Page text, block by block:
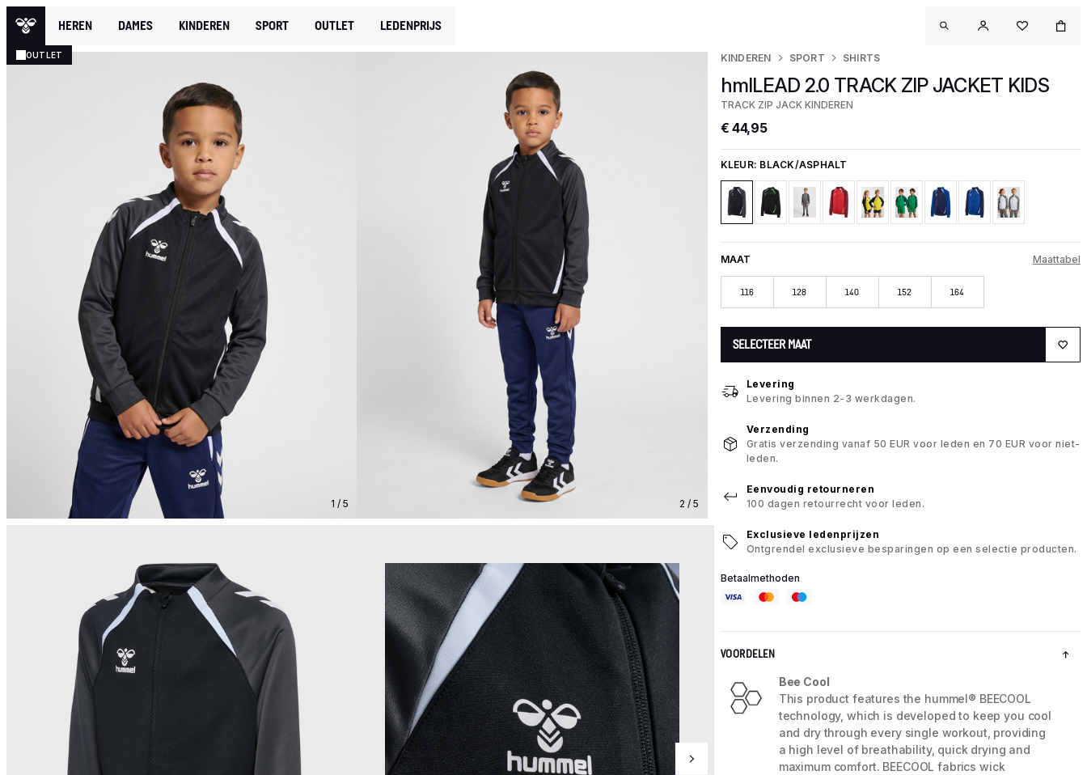
HEREN DAMES KINDEREN SPORT OUTLET LEDENPRIJS
OUTLET
1 / 5 2 / 5
KINDEREN SPORT SHIRTS
hmlLEAD 2.0 TRACK ZIP JACKET KIDS
TRACK ZIP JACK KINDEREN
€ 44,95
KLEUR: BLACK/ASPHALT
MAAT Maattabel
116 128 140 152 164
SELECTEER MAAT
Levering
Levering binnen 2-3 werkdagen.
Verzending
Gratis verzending vanaf 50 EUR voor leden en 70 EUR voor niet-
leden.
Eenvoudig retourneren
100 dagen retourrecht voor leden.
Exclusieve ledenprijzen
Ontgrendel exclusieve besparingen op een selectie producten.
Betaalmethoden
VOORDELEN
Bee Cool
This product features the hummel® BEECOOL
technology, which is developed to keep you cool
and dry through every single workout, providing
a high level of breathability, quick drying and
maximum comfort. BEECOOL fabrics wick